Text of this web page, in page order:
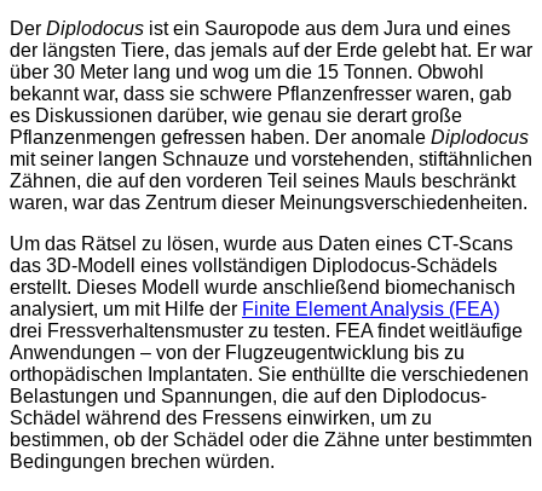
Der Diplodocus ist ein Sauropode aus dem Jura und eines
der längsten Tiere, das jemals auf der Erde gelebt hat. Er war
über 30 Meter lang und wog um die 15 Tonnen. Obwohl
bekannt war, dass sie schwere Pflanzenfresser waren, gab
es Diskussionen darüber, wie genau sie derart große
Pflanzenmengen gefressen haben. Der anomale Diplodocus
mit seiner langen Schnauze und vorstehenden, stiftähnlichen
Zähnen, die auf den vorderen Teil seines Mauls beschränkt
waren, war das Zentrum dieser Meinungsverschiedenheiten.
Um das Rätsel zu lösen, wurde aus Daten eines CT-Scans
das 3D-Modell eines vollständigen Diplodocus-Schädels
erstellt. Dieses Modell wurde anschließend biomechanisch
analysiert, um mit Hilfe der Finite Element Analysis (FEA)
drei Fressverhaltensmuster zu testen. FEA findet weitläufige
Anwendungen – von der Flugzeugentwicklung bis zu
orthopädischen Implantaten. Sie enthüllte die verschiedenen
Belastungen und Spannungen, die auf den Diplodocus-
Schädel während des Fressens einwirken, um zu
bestimmen, ob der Schädel oder die Zähne unter bestimmten
Bedingungen brechen würden.